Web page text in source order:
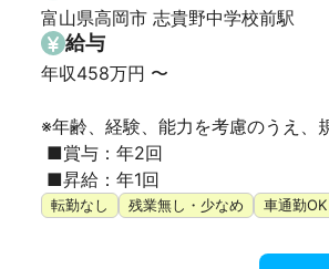
富山県高岡市 志貴野中学校前駅
給与
年収458万円 〜
※年齢、経験、能力を考慮のうえ、
■昇給：年1回
転勤なし 残業無し・少なめ 車通勤OK